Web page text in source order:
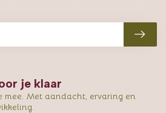
je klaar
mee. Met aandacht, ervaring en